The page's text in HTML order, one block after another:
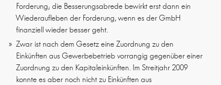
Forderung; die Besserungsabrede bewirkt erst dann ein
Wiederaufleben der Forderung, wenn es der GmbH
finanziell wieder besser geht.
Zwar ist nach dem Gesetz eine Zuordnung zu den
Einkünften aus Gewerbebetrieb vorrangig gegenüber einer
Zuordnung zu den Kapitaleinkünften. Im Streitjahr 2009
konnte es aber noch nicht zu Einkünften aus